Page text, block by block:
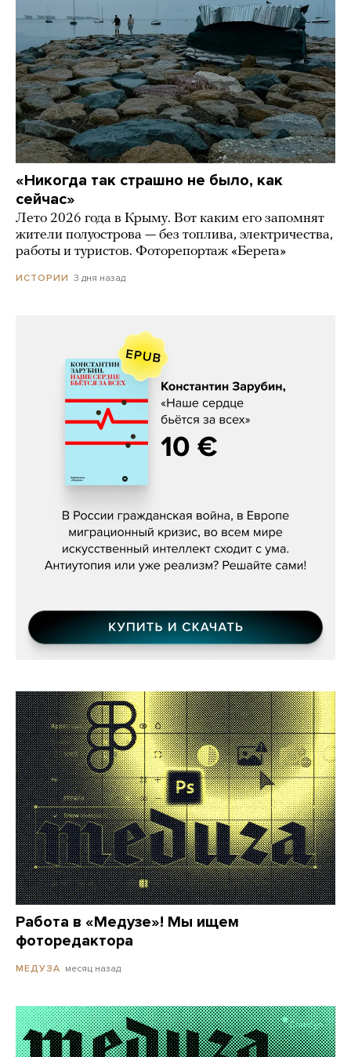
«Никогда так страшно не было, как
сейчас»
Лето 2026 года в Крыму. Вот каким его запомнят
жители полуострова — без топлива, электричества,
работы и туристов. Фоторепортаж «Берега»
ИСТОРИИ 3 дня назад
Константин Зарубин, «Наше сердце
Работа в «Медузе»! Мы ищем
фоторедактора
МЕДУЗА месяц назад